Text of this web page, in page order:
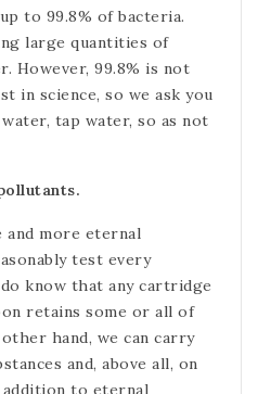
to 99.8% of bacteria.
large quantities of
However, 99.8% is not
in science, so we ask you
tap water, so as not
and more eternal
test every
know that any cartridge
retains some or all of
hand, we can carry
and, above all, on
addition to eternal